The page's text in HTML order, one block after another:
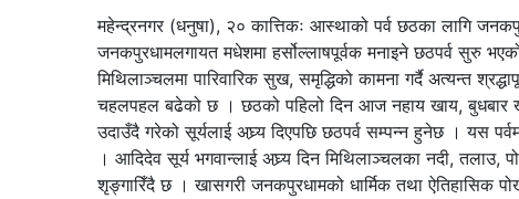
महेन्द्रनगर (धनुषा), २० कात्तिकः आस्थाको पर्व छठका लागि
जनकपुरधामलगायत मधेशमा हर्सोल्लाषपूर्वक मनाइने छठपर्व सुरु
मिथिलाञ्चलमा पारिवारिक सुख, समृद्धिको कामना गर्दै अत्यन्त
चहलपहल बढेको छ । छठको पहिलो दिन आज नहाय खाय, बुधबार
उदाउँदै गरेको सूर्यलाई अघ्र्य दिएपछि छठपर्व सम्पन्न हुनेछ । यस
। आदिदेव सूर्य भगवान्लाई अघ्र्य दिन मिथिलाञ्चलका नदी,
शृङ्गारिँदै छ । खासगरी जनकपुरधामको धार्मिक तथा ऐतिहासिक